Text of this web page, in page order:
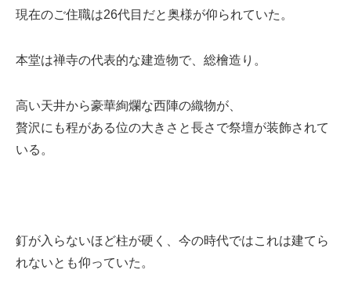
現在のご住職は26代目だと奥様が仰られていた。
本堂は禅寺の代表的な建造物で、総檜造り。
高い天井から豪華絢爛な西陣の織物が、
贅沢にも程がある位の大きさと長さで祭壇が装飾されて
いる。
釘が入らないほど柱が硬く、今の時代ではこれは建てら
れないとも仰っていた。